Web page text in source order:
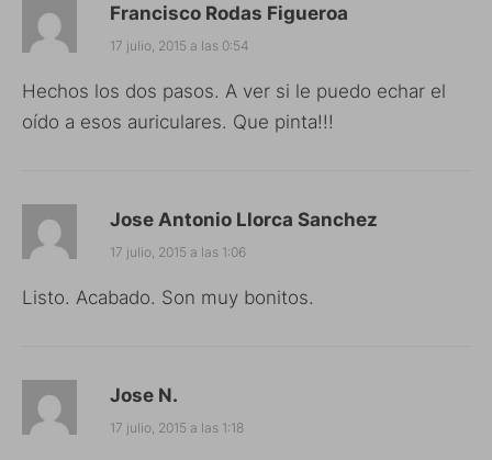
Francisco Rodas Figueroa
17 julio, 2015 a las 0:54
Hechos los dos pasos. A ver si le puedo echar el
oído a esos auriculares. Que pinta!!!
Jose Antonio Llorca Sanchez
17 julio, 2015 a las 1:06
Listo. Acabado. Son muy bonitos.
Jose N.
17 julio, 2015 a las 1:18